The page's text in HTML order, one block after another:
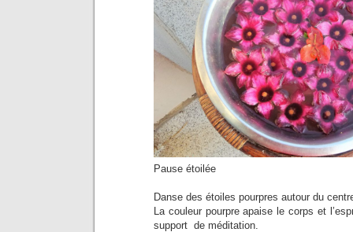
Pause étoilée
Danse des étoiles pourpres autour du
La couleur pourpre apaise le corps et
support de méditation.